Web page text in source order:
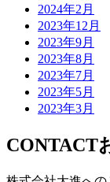
2024年2月
2023年12月
2023年9月
2023年8月
2023年7月
2023年5月
2023年3月
CONTACT